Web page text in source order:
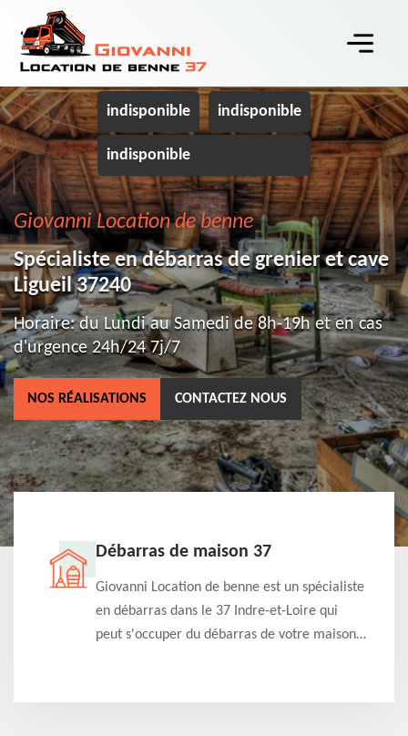
indisponible indisponible
indisponible
Giovanni Location de benne
Spécialiste en débarras de grenier et cave
Ligueil 37240
Horaire: du Lundi au Samedi de 8h-19h et en cas
d'urgence 24h/24 7j/7
NOS RÉALISATIONS CONTACTEZ NOUS
Débarras de maison 37
Giovanni Location de benne est un spécialiste
en débarras dans le 37 Indre-et-Loire qui
peut s'occuper du débarras de votre maison